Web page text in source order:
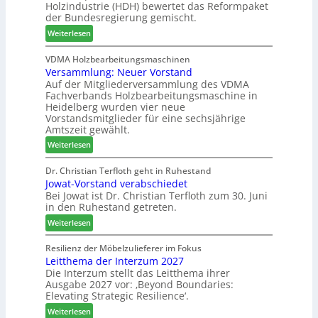
d
e
r
e
n
2
0
2
6
B
e
s
u
c
h
e
r
z
a
h
l
e
n
b
o
t
h
i
l
f
t
b
e
i
P
r
o
d
u
k
t
s
u
c
h
e
Holzindustrie (HDH) bewertet das Reformpaket
der Bundesregierung gemischt.
Weiterlesen:
H
D
H
f
o
r
d
e
r
t
N
a
c
h
b
e
s
s
e
r
u
n
VDMA Holzbearbeitungsmaschinen
Versammlung: Neuer Vorstand
Auf der Mitgliederversammlung des VDMA
Fachverbands Holzbearbeitungsmaschine in
Heidelberg wurden vier neue
Vorstandsmitglieder für eine sechsjährige
Amtszeit gewählt.
Weiterlesen:
V
e
r
s
a
m
l
u
n
g
:
N
Dr. Christian Terfloth geht in Ruhestand
Jowat-Vorstand verabschiedet
Bei Jowat ist Dr. Christian Terfloth zum 30. Juni
in den Ruhestand getreten.
Weiterlesen:
J
o
w
a
t
-
V
Resilienz der Möbelzulieferer im Fokus
Leitthema der Interzum 2027
Die Interzum stellt das Leitthema ihrer
Ausgabe 2027 vor: ‚Beyond Boundaries:
Elevating Strategic Resilience‘.
Weiterlesen: